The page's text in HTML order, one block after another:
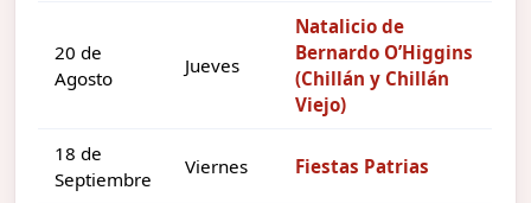
20 de
Agosto
Jueves
Natalicio de
Bernardo O’Higgins
(Chillán y Chillán
Viejo)
18 de
Septiembre
Viernes Fiestas Patrias